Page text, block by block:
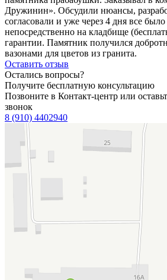
Дружинин». Обсудили нюансы,
согласовали и уже через 4 дня все
непосредственно на кладбище
гарантии. Памятник получился
вазонами для цветов из гранита.
Оставить отзыв
Остались вопросы?
Получите бесплатную консультацию
Позвоните в Контакт-центр или
звонок
8 (910) 4402940